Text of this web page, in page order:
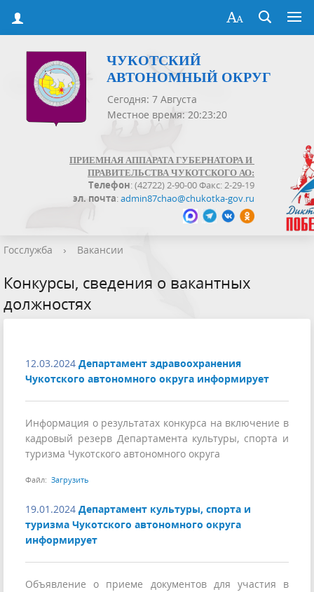
ЧУКОТСКИЙ
АВТОНОМНЫЙ ОКРУГ
Сегодня: 7 Августа
Местное время: 20:23:21
ПРИЕМНАЯ АППАРАТА ГУБЕРНАТОРА И
ПРАВИТЕЛЬСТВА ЧУКОТСКОГО АО:
Телефон: (42722) 2-90-00 Факс: 2-29-19
эл. почта:admin87chao@chukotka-gov.ru
Госслужба › Вакансии
Конкурсы, сведения о вакантных
должностях
12.03.2024 Департамент здравоохранения
Чукотского автономного округа информирует
Информация о результатах конкурса на включение в
кадровый резерв Департамента культуры, спорта и
туризма Чукотского автономного округа
Файл: Загрузить
19.01.2024 Департамент культуры, спорта и
туризма Чукотского автономного округа
информирует
Объявление о приеме документов для участия в